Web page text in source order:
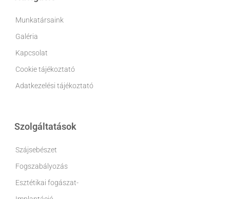
Munkatársaink
Galéria
Kapcsolat
Cookie tájékoztató
Adatkezelési tájékoztató
Szolgáltatások
Szájsebészet
Fogszabályozás
Esztétikai fogászat-